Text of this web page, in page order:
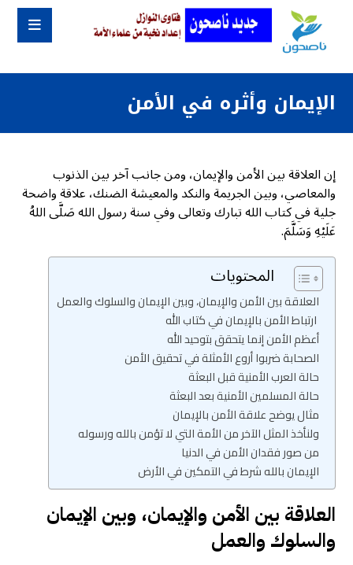
الإيمان وأثره في الأمن
إن العلاقة بين الأمن والإيمان، ومن جانب آخر بين الذنوب
والمعاصي، وبين الجريمة والنكد والمعيشة الضنك، علاقة واضحة
جلية في كتاب الله تبارك وتعالى وفي سنة رسول الله صَلَّى اللهُ
عَلَيْهِ وَسَلَّمَ.
المحتويات
العلاقة بين الأمن والإيمان، وبين الإيمان والسلوك والعمل
ارتباط الأمن بالإيمان في كتاب الله
أعظم الأمن إنما يتحقق بتوحيد الله
الصحابة ضربوا أروع الأمثلة في تحقيق الأمن
حالة العرب الأمنية قبل البعثة
حالة المسلمين الأمنية بعد البعثة
مثال يوضح علاقة الأمن بالإيمان
ولنأخذ المثل الآخر من الأمة التي لا تؤمن بالله ورسوله
من صور فقدان الأمن في الدنيا
الإيمان بالله شرط في التمكين في الأرض
العلاقة بين الأمن والإيمان، وبين الإيمان
والسلوك والعمل